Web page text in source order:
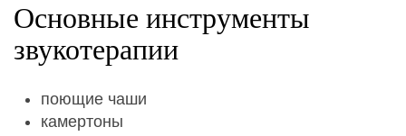
Основные инструменты
звукотерапии
поющие чаши
камертоны